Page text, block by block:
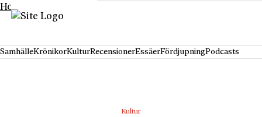
Hoppa till innehåll
SamhälleKrönikorKulturRecensionerEssäerFördjupningPodcasts
Kultur